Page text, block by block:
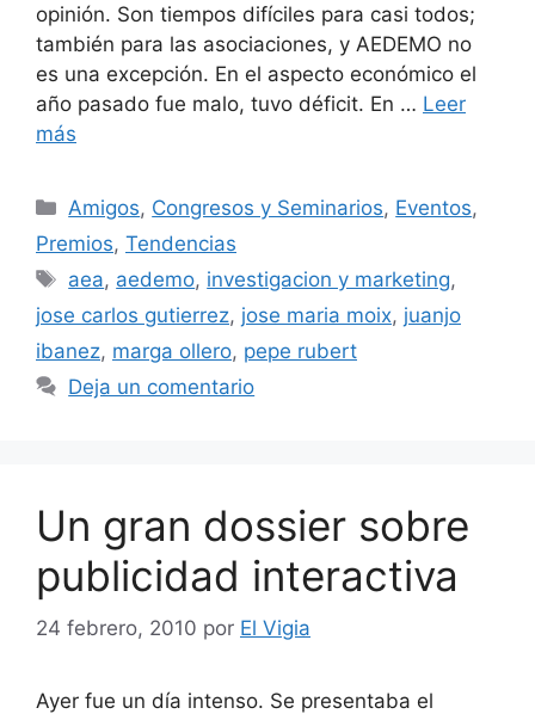
opinión. Son tiempos difíciles para casi todos;
también para las asociaciones, y AEDEMO no
es una excepción. En el aspecto económico el
año pasado fue malo, tuvo déficit. En … Leer
más
Categorías
Amigos, Congresos y Seminarios, Eventos,
Premios, Tendencias
Etiquetas
aea, aedemo, investigacion y marketing,
jose carlos gutierrez, jose maria moix, juanjo
ibanez, marga ollero, pepe rubert
Deja un comentario
Un gran dossier sobre
publicidad interactiva
24 febrero, 2010 por El Vigia
Ayer fue un día intenso. Se presentaba el